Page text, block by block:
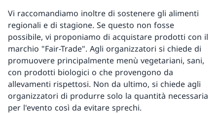
Vi raccomandiamo inoltre di sostenere gli alimenti
regionali e di stagione. Se questo non fosse
possibile, vi proponiamo di acquistare prodotti con il
marchio "Fair-Trade". Agli organizzatori si chiede di
promuovere principalmente menù vegetariani, sani,
con prodotti biologici o che provengono da
allevamenti rispettosi. Non da ultimo, si chiede agli
organizzatori di produrre solo la quantità necessaria
per l'evento così da evitare sprechi.